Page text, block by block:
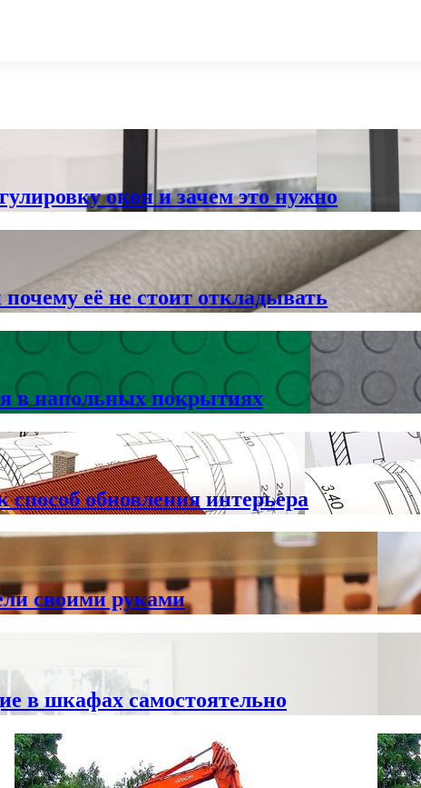
окон и зачем это нужно
её не стоит откладывать
в напольных покрытиях
обновления интерьера
своими руками
в шкафах самостоятельно